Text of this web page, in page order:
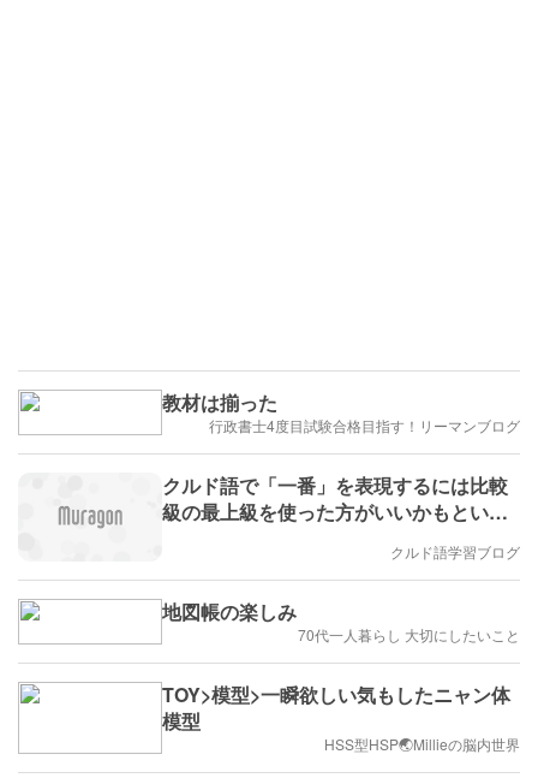
教材は揃った
行政書士4度目試験合格目指す！リーマンブログ
クルド語で「一番」を表現するには比較
級の最上級を使った方がいいかもという
クルド語学習ブログ
地図帳の楽しみ
70代一人暮らし 大切にしたいこと
TOY>模型>一瞬欲しい気もしたニャン体
模型
HSS型HSP🌏Millieの脳内世界